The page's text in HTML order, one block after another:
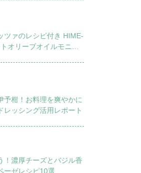
ツァのレシピ付き HIME-
オリーブオイルモニタ
予柑！お料理を爽やかに
レッシング活用レポート
！濃厚チーズとバジル香
ーゼレシピ10選